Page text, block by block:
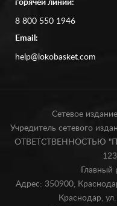
горячей линии:
8 800 550 1946
Email:
help@lokobasket.com
Сетевое
Учредитель сетевого
ОТВЕТСТВЕННОСТЬЮ
Адрес: 350900,
Краснодар,